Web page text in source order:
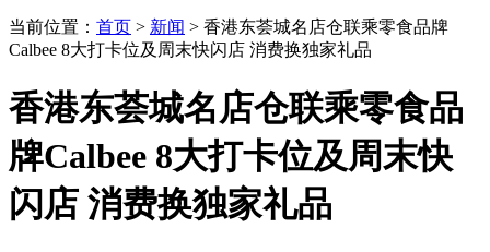
当前位置： 首页 > 新闻 > 香港东荟城名店仓联乘零食品牌
Calbee 8大打卡位及周末快闪店 消费换独家礼品
香港东荟城名店仓联乘零食品
牌Calbee 8大打卡位及周末快
闪店 消费换独家礼品